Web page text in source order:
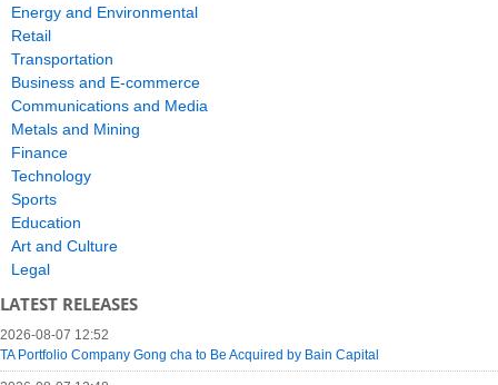
Energy and Environmental
Retail
Transportation
Business and E-commerce
Communications and Media
Metals and Mining
Finance
Technology
Sports
Education
Art and Culture
Legal
LATEST RELEASES
2026-08-07 12:52
TA Portfolio Company Gong cha to Be Acquired by Bain Capital